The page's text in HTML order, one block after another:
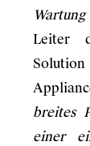
Leiter
breites
einer